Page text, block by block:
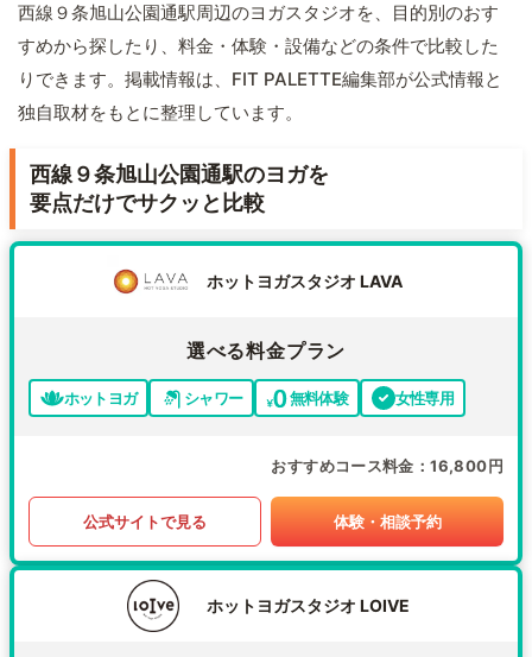
西線９条旭山公園通駅周辺のヨガスタジオを、目的別のおす
すめから探したり、料金・体験・設備などの条件で比較した
りできます。掲載情報は、FIT PALETTE編集部が公式情報と
独自取材をもとに整理しています。
西線９条旭山公園通駅のヨガを
要点だけでサクッと比較
ホットヨガスタジオ LAVA
選べる料金プラン
ホットヨガ シャワー 無料体験 女性専用
おすすめコース料金 16,800円
公式サイトで見る 体験・相談予約
ホットヨガスタジオ LOIVE